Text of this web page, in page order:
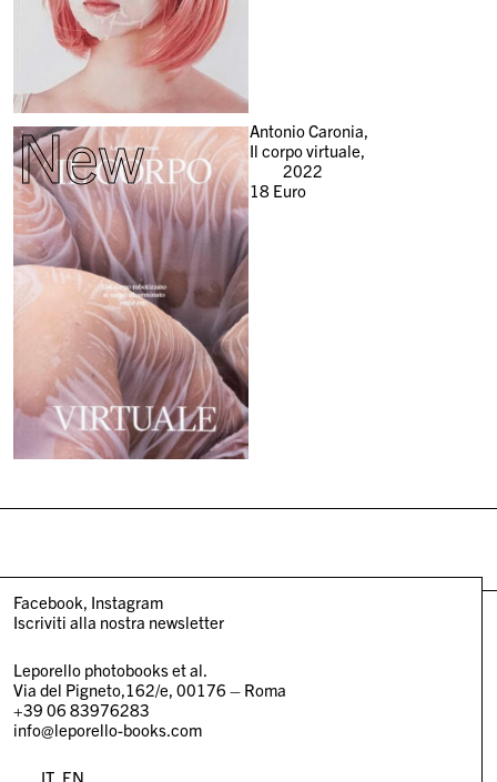
New
Antonio Caronia,
Il corpo virtuale,
2022
18Euro
Facebook Instagram
Iscriviti alla nostra newsletter
Leporello photobooks et al.
Via del Pigneto,162/e, 00176 – Roma
+39 06 83976283
info@leporello-books.com
IT EN